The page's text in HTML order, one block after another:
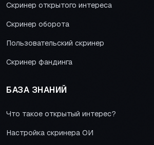
Скринер открытого интереса
Скринер оборота
Пользовательский скринер
Скринер фандинга
БАЗА ЗНАНИЙ
Что такое открытый интерес?
Настройка скринера ОИ